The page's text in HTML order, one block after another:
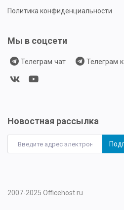
Политика конфиденциальности
Мы в соцсети
Телеграм чат Телеграм
Новостная рассылка
2007-2025 Officehost.ru